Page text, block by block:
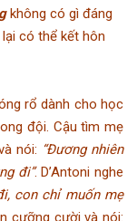
không có gì đáng
có thể kết hôn
rổ dành cho học
đội. Cậu tìm mẹ
nói: “Đương nhiên
đi”. D’Antoni nghe
con chỉ muốn mẹ
cưỡng cười và nói: